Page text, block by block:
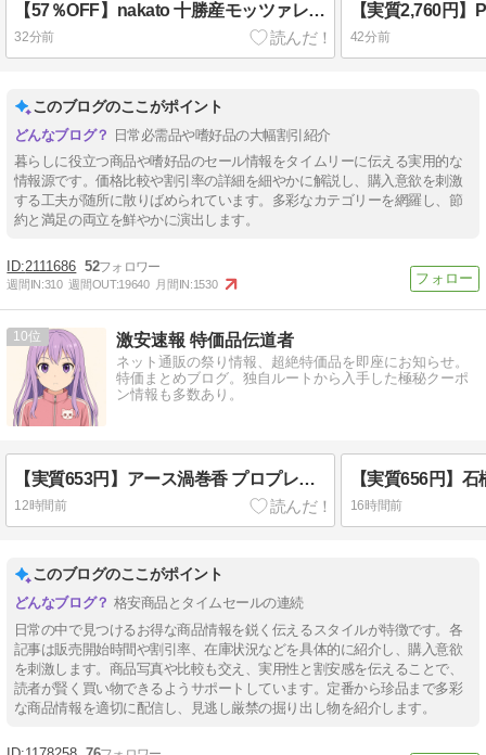
【57％OFF】nakato 十勝産モッツァレラチーズと ドライトマトのカレー 麻布十番シリーズ180g 1個 398円！
32分前 42分前
このブログのここがポイント
日常必需品や嗜好品の大幅割引紹介
暮らしに役立つ商品や嗜好品のセール情報をタイムリーに伝える実用的な
情報源です。価格比較や割引率の詳細を細やかに解説し、購入意欲を刺激
する工夫が随所に散りばめられています。多彩なカテゴリーを網羅し、節
約と満足の両立を鮮やかに演出します。
2111686 52
週間IN:310 週間OUT:19640 月間IN:1530
10 激安速報 特価品伝道者
ネット通販の祭り情報、超絶特価品を即座にお知らせ。
特価まとめブログ。独自ルートから入手した極秘クーポ
ン情報も多数あり。
【実質653円】アース渦巻香 プロプレミアム 蚊取り線香 60巻入が21％ポイント還元。オーソドックスな蚊取り線香。お皿付き
12時間前 16時間前
このブログのここがポイント
格安商品とタイムセールの連続
日常の中で見つけるお得な商品情報を鋭く伝えるスタイルが特徴です。各
記事は販売開始時間や割引率、在庫状況などを具体的に紹介し、購入意欲
を刺激します。商品写真や比較も交え、実用性と割安感を伝えることで、
読者が賢く買い物できるようサポートしています。定番から珍品まで多彩
な商品情報を適切に配信し、見逃し厳禁の掘り出し物を紹介します。